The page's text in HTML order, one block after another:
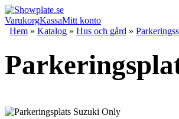
VarukorgKassaMitt konto
Hem » Katalog » Hus och gård »